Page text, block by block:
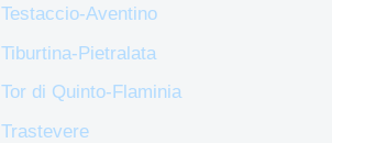
Testaccio-Aventino
Tiburtina-Pietralata
Tor di Quinto-Flaminia
Trastevere